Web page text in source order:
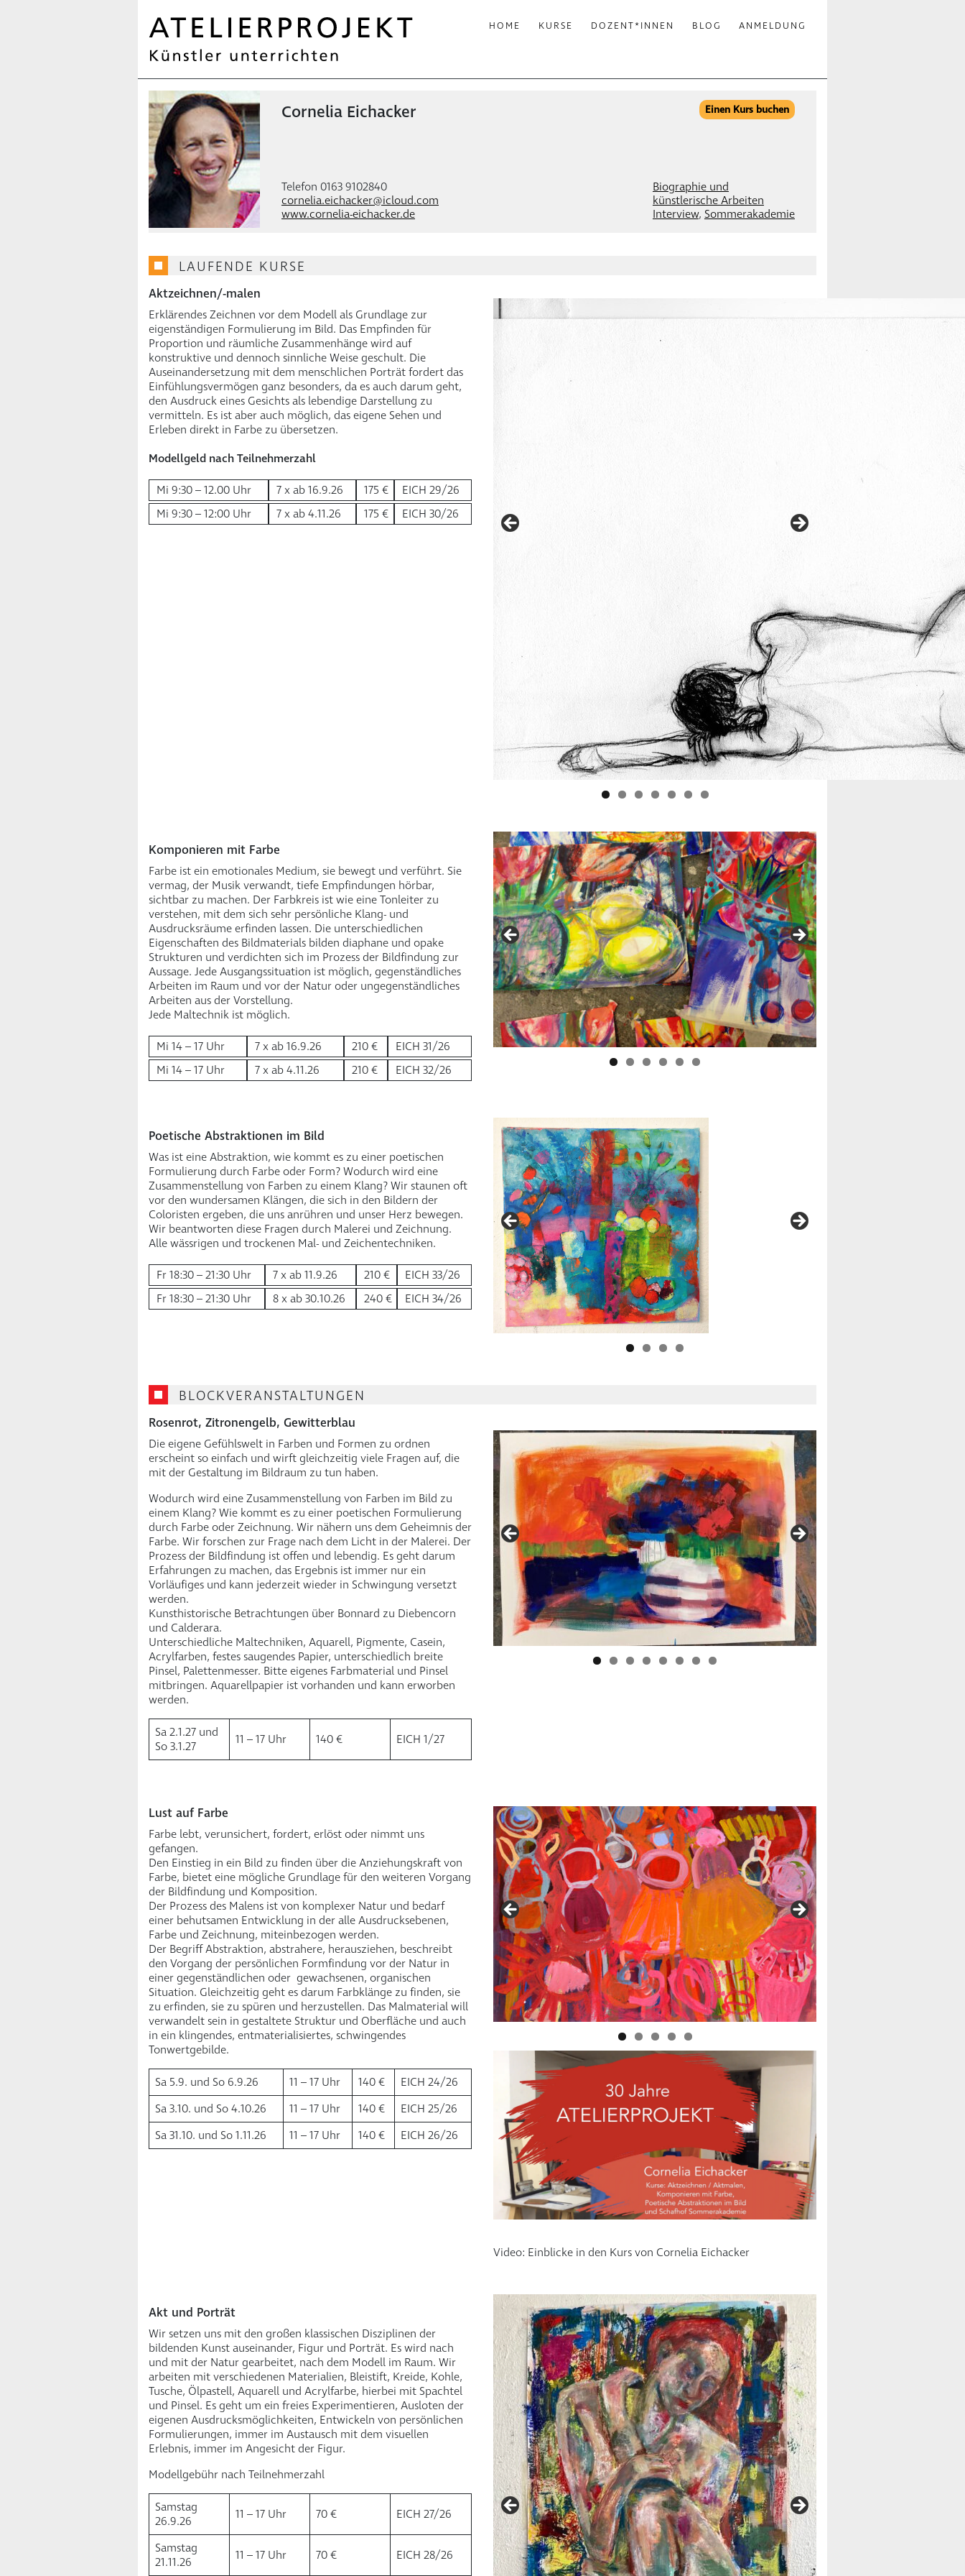
HOME KURSE DOZENT*INNEN BLOG ANMELDUNG
Cornelia Eichacker Einen Kurs buchen
Telefon 0163 9102840
cornelia.eichacker@icloud.com
www.cornelia-eichacker.de
Biographie und
künstlerische Arbeiten
Interview, Sommerakademie
LAUFENDE KURSE
Aktzeichnen/-malen
Erklärendes Zeichnen vor dem Modell als Grundlage zur
eigenständigen Formu­lierung im Bild. Das Empfinden für
Proportion und räum­liche Zusammenhänge wird auf
konstruktive und dennoch sinnliche Weise geschult. Die
Auseinander­set­zung mit dem menschlichen Porträt fordert das
Einfühlungsvermögen ganz besonders, da es auch darum geht,
den Ausdruck eines Gesichts als lebendige Darstellung zu
vermitteln. Es ist aber auch möglich, das eigene Sehen und
Erleben direkt in Farbe zu übersetzen.
Modellgeld nach Teilnehmerzahl
Mi 9:30 – 12.00 Uhr
7 x ab 16.9.26 175 €
EICH 29/26
Mi 9:30 – 12:00 Uhr
7 x ab 4.11.26 175 € EICH 30/26
Komponieren mit Farbe
Farbe ist ein emotionales Medium, sie bewegt und verführt. Sie
vermag, der Musik verwandt, tiefe Empfindungen hörbar,
sichtbar zu machen. Der Farbkreis ist wie eine Tonleiter zu
verstehen, mit dem sich sehr persönliche Klang- und
Ausdrucksräume erfinden lassen. Die unterschiedlichen
Eigenschaften des Bildmaterials bilden diaphane und opake
Strukturen und verdichten sich im Prozess der Bildfindung zur
Aussage. Jede Ausgangssituation ist möglich, gegen­ständliches
Arbeiten im Raum und vor der Natur oder ungegenständliches
Arbeiten aus der Vorstellung.
Jede Maltechnik ist möglich.
Mi 14 – 17 Uhr
7 x ab 16.9.26 210 €
EICH 31/26
Mi 14 – 17 Uhr
7 x ab 4.11.26 210 € EICH 32/26
Poetische Abstraktionen im Bild
Was ist eine Abstraktion, wie kommt es zu einer poetischen
Formulierung durch Farbe oder Form? Wodurch wird eine
Zusammenstellung von Farben zu einem Klang? Wir staunen oft
vor den wundersamen Klängen, die sich in den Bildern der
Coloristen ergeben, die uns anrühren und unser Herz bewegen.
Wir beantworten diese Fragen durch Malerei und Zeichnung.
Alle wässrigen und trockenen Mal- und Zeichentechniken.
Fr 18:30 – 21:30 Uhr
7 x ab 11.9.26 210 €
EICH 33/26
Fr 18:30 – 21:30 Uhr
8 x ab 30.10.26 240 € EICH 34/26
BLOCKVERANSTALTUNGEN
Rosenrot, Zitronengelb, Gewitterblau
Die eigene Gefühlswelt in Farben und Formen zu ordnen
erscheint so einfach und wirft gleichzeitig viele Fragen auf, die
mit der Gestaltung im Bildraum zu tun haben.
Wodurch wird eine Zusammenstellung von Farben im Bild zu
einem Klang? Wie kommt es zu einer poetischen Formulierung
durch Farbe oder Zeichnung. Wir nähern uns dem Geheimnis der
Farbe. Wir forschen zur Frage nach dem Licht in der Malerei. Der
Prozess der Bildfindung ist offen und lebendig. Es geht darum
Erfahrungen zu machen, das Ergebnis ist immer nur ein
Vorläufiges und kann jederzeit wieder in Schwingung versetzt
werden.
Kunsthistorische Betrachtungen über Bonnard zu Diebencorn
und Calderara.
Unterschiedliche Maltechniken, Aquarell, Pigmente, Casein,
Acrylfarben, festes saugendes Papier, unterschiedlich breite
Pinsel, Palettenmesser. Bitte eigenes Farbmaterial und Pinsel
mitbringen. Aquarellpapier ist vorhanden und kann erworben
werden.
Sa 2.1.27 und
So 3.1.27
11 – 17 Uhr 140 € EICH 1/27
Lust auf Farbe
Farbe lebt, verunsichert, fordert, erlöst oder nimmt uns
gefangen.
Den Einstieg in ein Bild zu finden über die Anziehungskraft von
Farbe, bietet eine mögliche Grundlage für den weiteren Vorgang
der Bildfindung und Komposition.
Der Prozess des Malens ist von komplexer Natur und bedarf
einer behutsamen Entwicklung in der alle Ausdrucksebenen,
Farbe und Zeichnung, miteinbezogen werden.
Der Begriff Abstraktion, abstrahere, herausziehen, beschreibt
den Vorgang der persönlichen Formfindung vor der Natur in
einer gegenständlichen oder gewachsenen, organischen
Situation. Gleichzeitig geht es darum Farbklänge zu finden, sie
zu erfinden, sie zu spüren und herzustellen. Das Malmaterial will
verwandelt sein in gestaltete Struktur und Oberfläche und auch
in ein klingendes, entmaterialisiertes, schwingendes
Tonwertgebilde.
Sa 5.9. und So 6.9.26 11 – 17 Uhr 140 €
EICH 24/26
Sa 3.10. und So 4.10.26
11 – 17 Uhr 140 €
EICH 25/26
Sa 31.10. und So 1.11.26
11 – 17 Uhr 140 € EICH 26/26
Video: Einblicke in den Kurs von Cornelia Eichacker
Akt und Porträt
Wir setzen uns mit den großen klassischen Disziplinen der
bildenden Kunst auseinander, Figur und Porträt. Es wird nach
und mit der Natur gearbeitet, nach dem Modell im Raum. Wir
arbeiten mit verschiedenen Materialien, Bleistift, Kreide, Kohle,
Tusche, Ölpastell, Aquarell und Acrylfarbe, hierbei mit Spachtel
und Pinsel. Es geht um ein freies Experimentieren, Ausloten der
eigenen Ausdrucksmöglichkeiten, Entwickeln von persönlichen
Formulierungen, immer im Austausch mit dem visuellen
Erlebnis, immer im Angesicht der Figur.
Modellgebühr nach Teilnehmerzahl
Samstag
26.9.26
11 – 17 Uhr 70 € EICH 27/26
Samstag
21.11.26
11 – 17 Uhr 70 € EICH 28/26